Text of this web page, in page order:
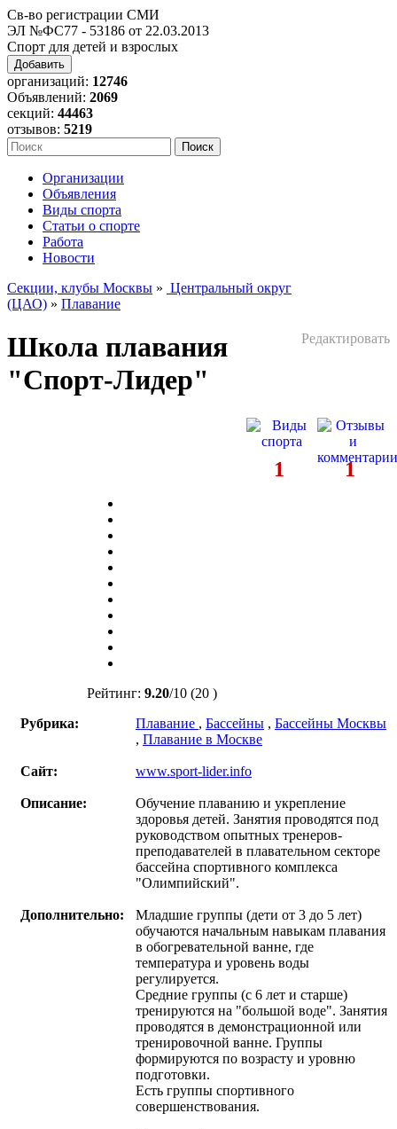
Св-во регистрации СМИ
ЭЛ №ФС77 - 53186 от 22.03.2013
Спорт для детей и взрослых
Добавить
организаций: 12746
Объявлений: 2069
секций: 44463
отзывов: 5219
Организации
Объявления
Виды спорта
Статьи о спорте
Работа
Новости
Секции, клубы Москвы » Центральный округ
(ЦАО) » Плавание
Редактировать
Школа плавания
"Спорт-Лидер"
1
1
Рейтинг: 9.20/10 (20 )
Рубрика:
Плавание , Бассейны , Бассейны Москвы
, Плавание в Москве
Сайт: www.sport-lider.info
Описание:
Обучение плаванию и укрепление
здоровья детей. Занятия проводятся под
руководством опытных тренеров-
преподавателей в плавательном секторе
бассейна спортивного комплекса
"Олимпийский".
Дополнительно:
Младшие группы (дети от 3 до 5 лет)
обучаются начальным навыкам плавания
в обогревательной ванне, где
температура и уровень воды
регулируется.
Средние группы (с 6 лет и старше)
тренируются на "большой воде". Занятия
проводятся в демонстрационной или
тренировочной ванне. Группы
формируются по возрасту и уровню
подготовки.
Есть группы спортивного
совершенствования.